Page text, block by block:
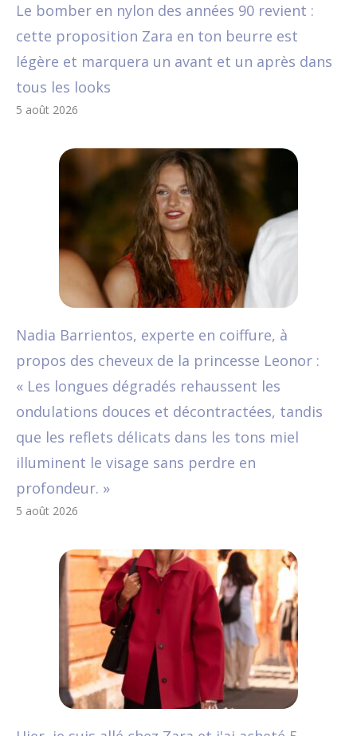
Le bomber en nylon des années 90 revient :
cette proposition Zara en ton beurre est
légère et marquera un avant et un après dans
tous les looks
5 août 2026
Nadia Barrientos, experte en coiffure, à
propos des cheveux de la princesse Leonor :
« Les longues dégradés rehaussent les
ondulations douces et décontractées, tandis
que les reflets délicats dans les tons miel
illuminent le visage sans perdre en
profondeur. »
5 août 2026